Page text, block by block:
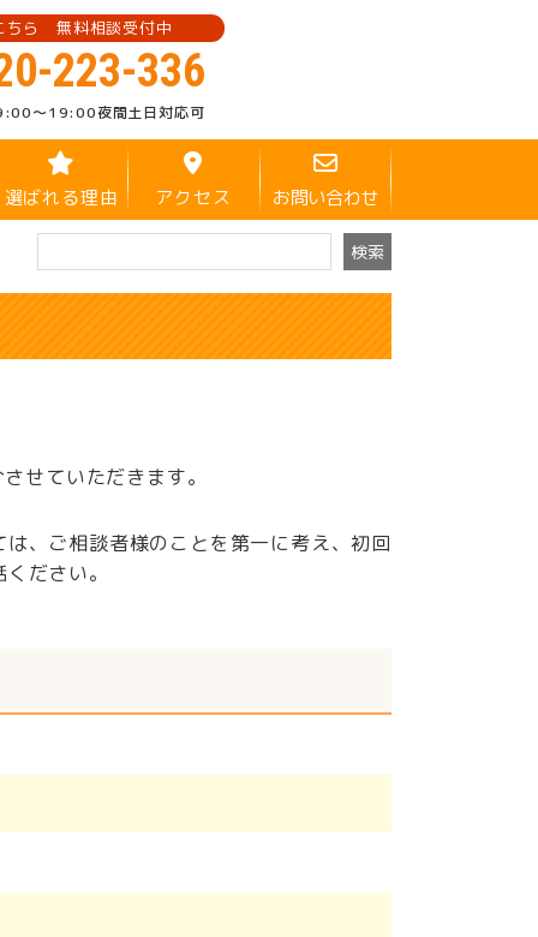
ちら 無料相談受付中
223-336
～19:00夜間土日対応可
選ばれる理由 アクセス お問い合わせ
せていただきます。
、ご相談者様のことを第一に考え、初回
ださい。